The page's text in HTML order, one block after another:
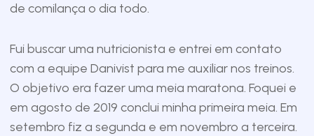
de comilança o dia todo.
Fui buscar uma nutricionista e entrei em contato
com a equipe Danivist para me auxiliar nos treinos.
O objetivo era fazer uma meia maratona. Foquei e
em agosto de 2019 conclui minha primeira meia. Em
setembro fiz a segunda e em novembro a terceira.